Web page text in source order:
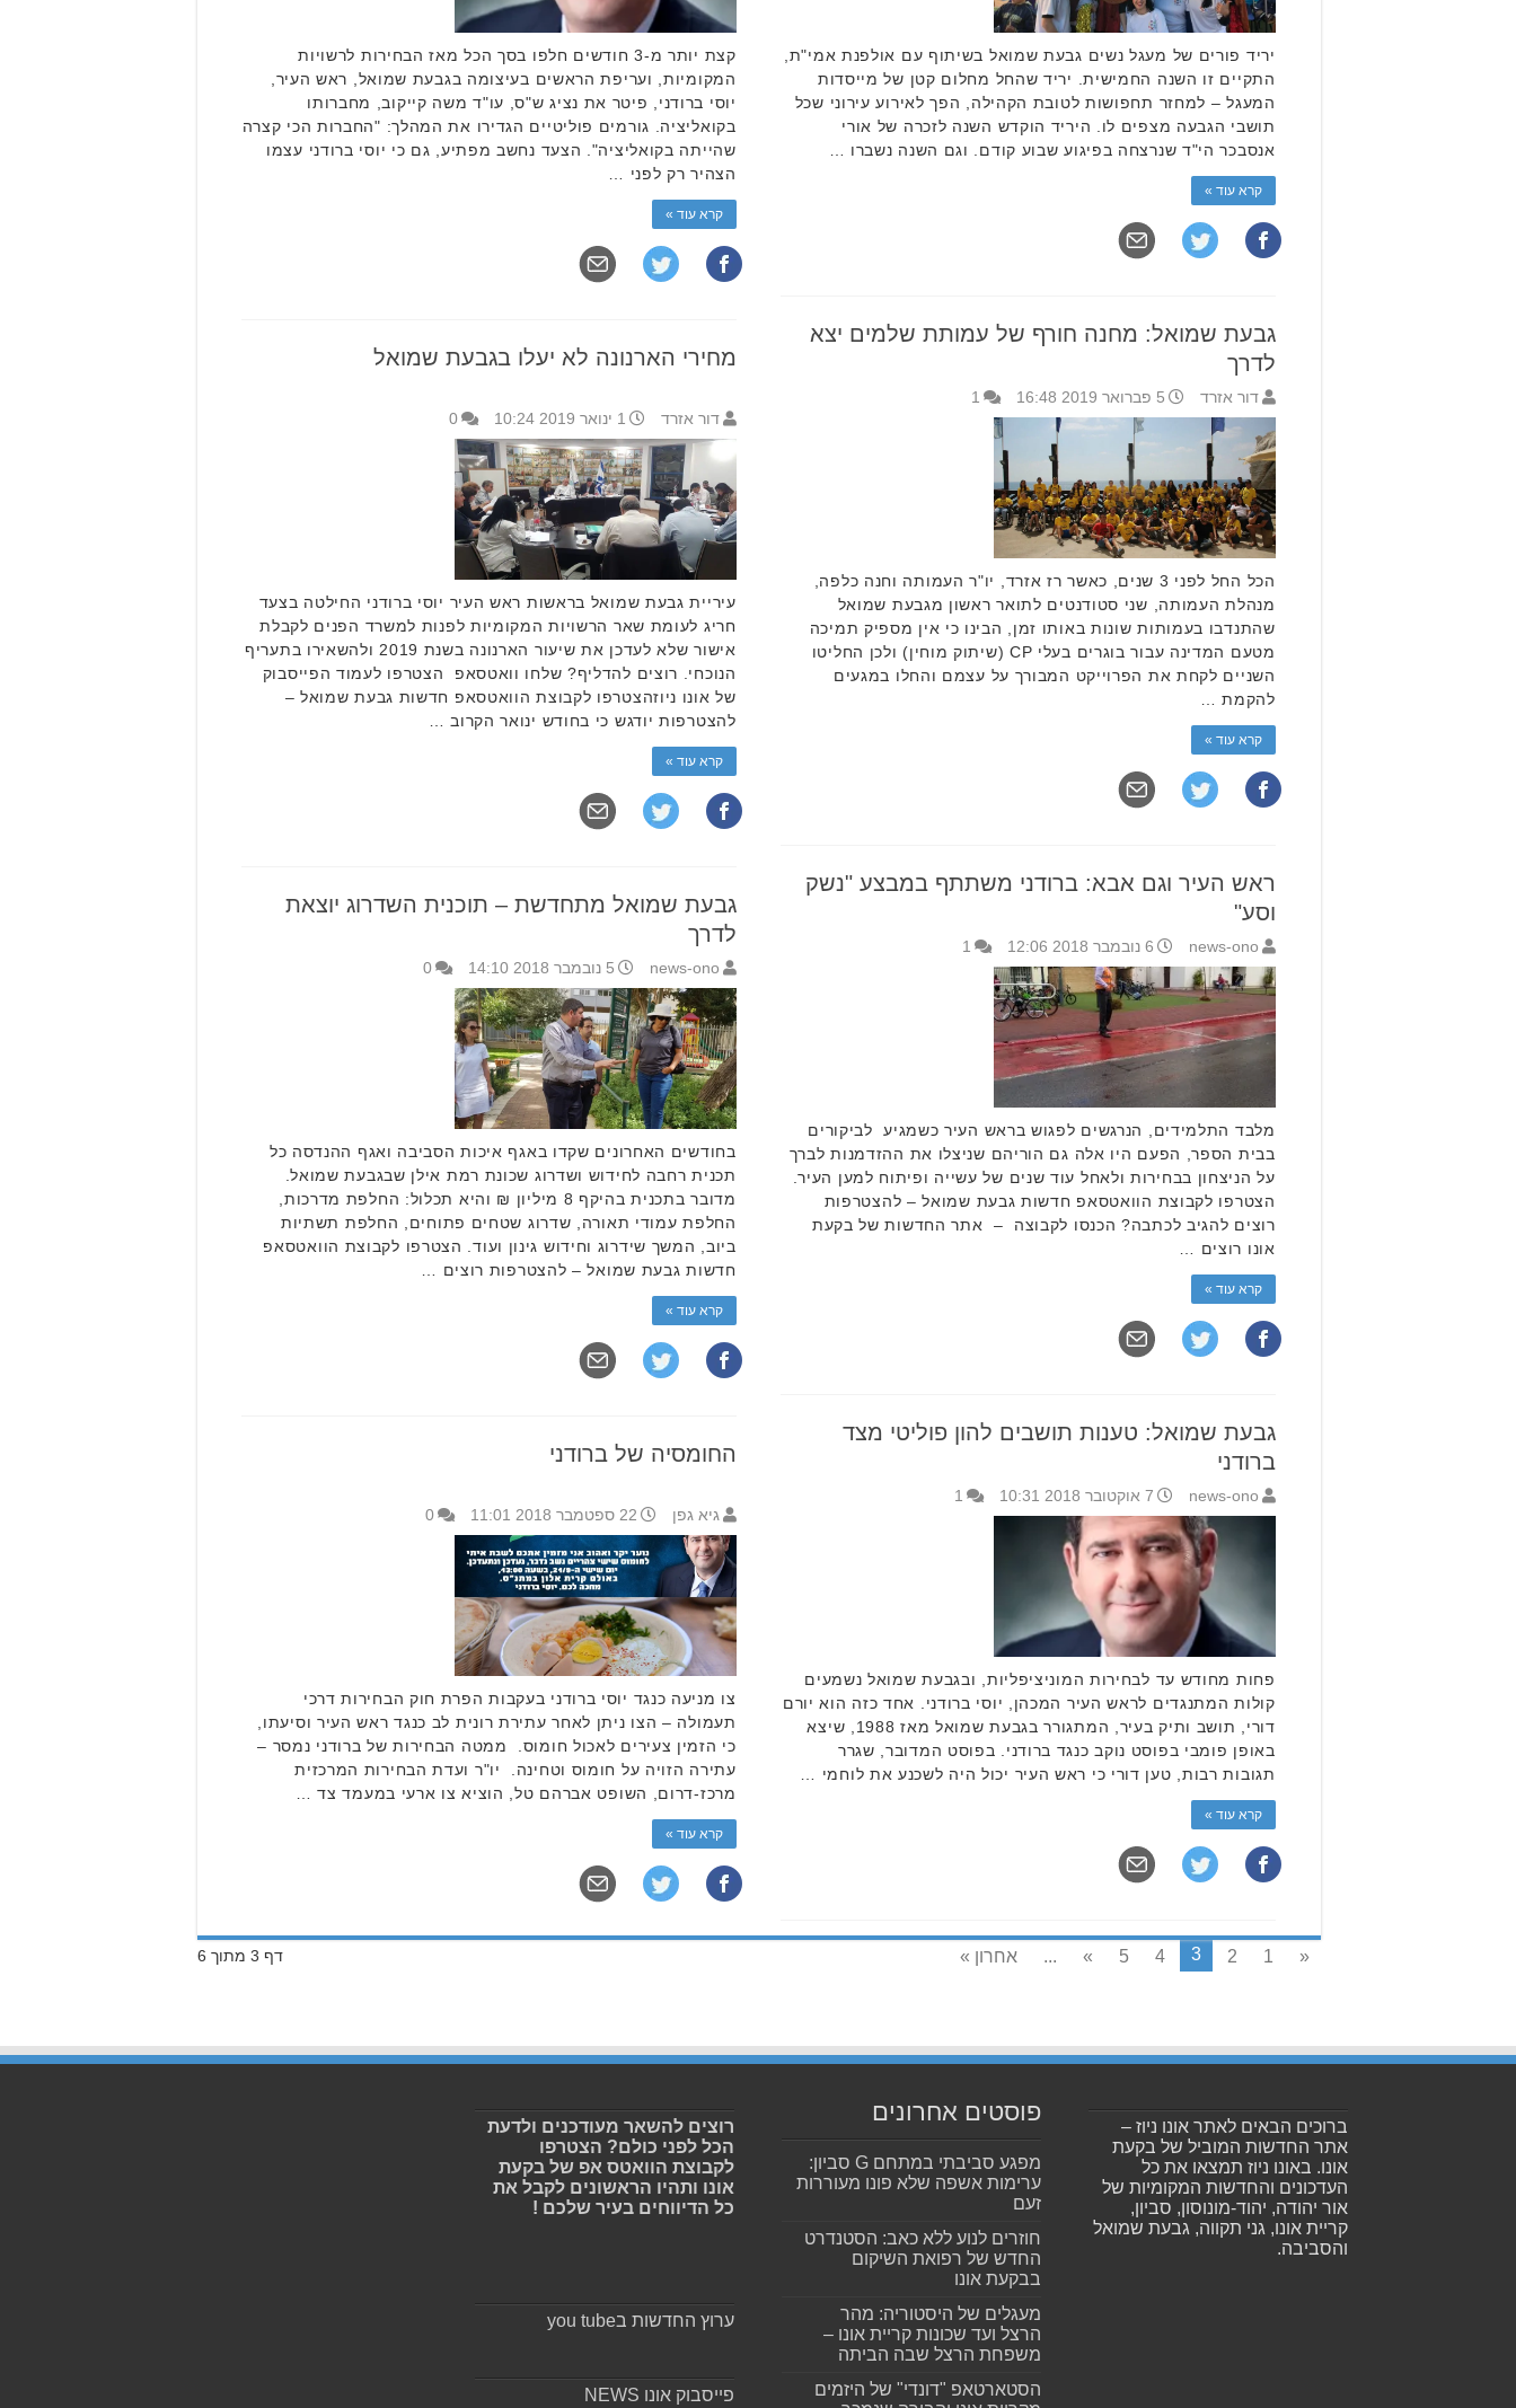
קצת יותר מ-3 חודשים חלפו בסך הכל מאז הבחירות לרשויות
המקומיות, ועריפת הראשים בעיצומה בגבעת שמואל, ראש העיר,
יוסי ברודני, פיטר את נציג ש"ס, עו"ד משה קייקוב, מחברותו
בקואליציה. גורמים פוליטיים הגדירו את המהלך: "החברות הכי קצרה
שהייתה בקואליציה". הצעד נחשב מפתיע, גם כי יוסי ברודני עצמו
הצהיר רק לפני …
קרא עוד »
יריד פורים של מעגל נשים גבעת שמואל בשיתוף עם אולפנת אמי"ת,
התקיים זו השנה החמישית. יריד שהחל מחלום קטן של מייסדות
המעגל – למחזר תחפושות לטובת הקהילה, הפך לאירוע עירוני שכל
תושבי הגבעה מצפים לו. היריד הוקדש השנה לזכרה של אורי
אנסבכר הי"ד שנרצחה בפיגוע שבוע קודם. וגם השנה נשברו …
קרא עוד »
גבעת שמואל: מחנה חורף של עמותת שלמים יצא
לדרך
דור אזרד 5 פברואר 2019 16:48 1
הכל החל לפני 3 שנים, כאשר רז אזרד, יו"ר העמותה וחנה כלפה,
מנהלת העמותה, שני סטודנטים לתואר ראשון מגבעת שמואל
שהתנדבו בעמותות שונות באותו זמן, הבינו כי אין מספיק תמיכה
מטעם המדינה עבור בוגרים בעלי CP (שיתוק מוחין) ולכן החליטו
השניים לקחת את הפרוייקט המבורך על עצמם והחלו במגעים
להקמת …
קרא עוד »
מחירי הארנונה לא יעלו בגבעת שמואל
דור אזרד 1 ינואר 2019 10:24 0
עיריית גבעת שמואל בראשות ראש העיר יוסי ברודני החילטה בצעד
חריג לעומת שאר הרשויות המקומיות לפנות למשרד הפנים לקבלת
אישור שלא לעדכן את שיעור הארנונה בשנת 2019 ולהשאירו בתעריף
הנוכחי. רוצים להדליף? שלחו וואטסאפ הצטרפו לעמוד הפייסבוק
של אונו ניוזהצטרפו לקבוצת הוואטסאפ חדשות גבעת שמואל –
להצטרפות יודגש כי בחודש ינואר הקרוב …
קרא עוד »
ראש העיר וגם אבא: ברודני משתתף במבצע "נשק
וסע"
news-ono 6 נובמבר 2018 12:06 1
מלבד התלמידים, הנרגשים לפגוש בראש העיר כשמגיע לביקורים
בבית הספר, הפעם היו אלה גם הוריהם שניצלו את ההזדמנות לברך
על הניצחון בבחירות ולאחל עוד שנים של עשייה ופיתוח למען העיר.
הצטרפו לקבוצת הוואטסאפ חדשות גבעת שמואל – להצטרפות
רוצים להגיב לכתבה? הכנסו לקבוצה – אתר החדשות של בקעת
אונו רוצים …
קרא עוד »
גבעת שמואל מתחדשת – תוכנית השדרוג יוצאת
לדרך
news-ono 5 נובמבר 2018 14:10 0
בחודשים האחרונים שקדו באגף איכות הסביבה ואגף ההנדסה כל
תכנית רחבה לחידוש ושדרוג שכונת רמת אילן שבגבעת שמואל.
מדובר בתכנית בהיקף 8 מיליון ₪ והיא תכלול: החלפת מדרכות,
החלפת עמודי תאורה, שדרוג שטחים פתוחים, החלפת תשתיות
ביוב, המשך שידרוג וחידוש גינון ועוד. הצטרפו לקבוצת הוואטסאפ
חדשות גבעת שמואל – להצטרפות רוצים …
קרא עוד »
גבעת שמואל: טענות תושבים להון פוליטי מצד
ברודני
news-ono 7 אוקטובר 2018 10:31 1
פחות מחודש עד לבחירות המוניציפליות, ובגבעת שמואל נשמעים
קולות המתנגדים לראש העיר המכהן, יוסי ברודני. אחד כזה הוא יורם
דורי, תושב ותיק בעיר, המתגורר בגבעת שמואל מאז 1988, שיצא
באופן פומבי בפוסט נוקב כנגד ברודני. בפוסט המדובר, שגרר
תגובות רבות, טען דורי כי ראש העיר יכול היה לשכנע את לוחמי …
קרא עוד »
החומסיה של ברודני
גיא גפן 22 ספטמבר 2018 11:01 0
צו מניעה כנגד יוסי ברודני בעקבות הפרת חוק הבחירות דרכי
תעמולה – הצו ניתן לאחר עתירת רונית לב כנגד ראש העיר וסיעתו,
כי הזמין צעירים לאכול חומוס. ממטה הבחירות של ברודני נמסר –
עתירה הזויה על חומוס וטחינה. יו"ר ועדת הבחירות המרכזית
מרכז-דרום, השופט אברהם טל, הוציא צו ארעי במעמד צד …
קרא עוד »
דף 3 מתוך 6 «
1
2
3
4
5
»
... אחרון »
ברוכים הבאים לאתר אונו ניוז –
אתר החדשות המוביל של בקעת
אונו. באונו ניוז תמצאו את כל
העדכונים והחדשות המקומיות של
אור יהודה, יהוד-מונוסון, סביון,
קריית אונו, גני תקווה, גבעת שמואל
והסביבה.
פוסטים אחרונים
מפגע סביבתי במתחם G סביון:
ערימות אשפה שלא פונו מעוררות
זעם
חוזרים לנוע ללא כאב: הסטנדרט
החדש של רפואת השיקום
בבקעת אונו
מעגלים של היסטוריה: מהר
הרצל ועד שכונות קריית אונו –
משפחת הרצל שבה הביתה
הסטארטאפ "דונדי" של היזמים
רוצים להשאר מעודכנים ולדעת
הכל לפני כולם? הצטרפו
לקבוצת הוואטס אפ של בקעת
אונו ותהיו הראשונים לקבל את
כל הדיווחים בעיר שלכם !
ערוץ החדשות בyou tube
פייסבוק אונו NEWS